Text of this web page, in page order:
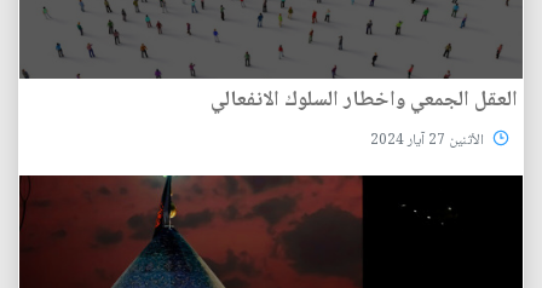
العقل الجمعي واخطار السلوك الانفعالي
الأثنين 27 آيار 2024